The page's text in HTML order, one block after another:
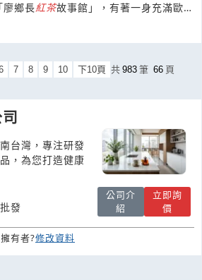
鄉長紅茶故事館」，有著一身充滿歐式
7 8 9 10 下10頁 共 983 筆 66 頁
台灣，專注研發
，為您打造健康
發
公司介
紹
立即詢
價
有者?修改資料